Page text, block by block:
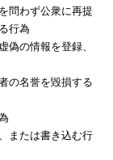
問わず公衆に再提
行為
偽の情報を登録、
の名誉を毀損する
または書き込む行